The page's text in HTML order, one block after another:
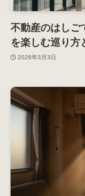
不動産のはしご
を楽しむ巡り方
2026年3月3日